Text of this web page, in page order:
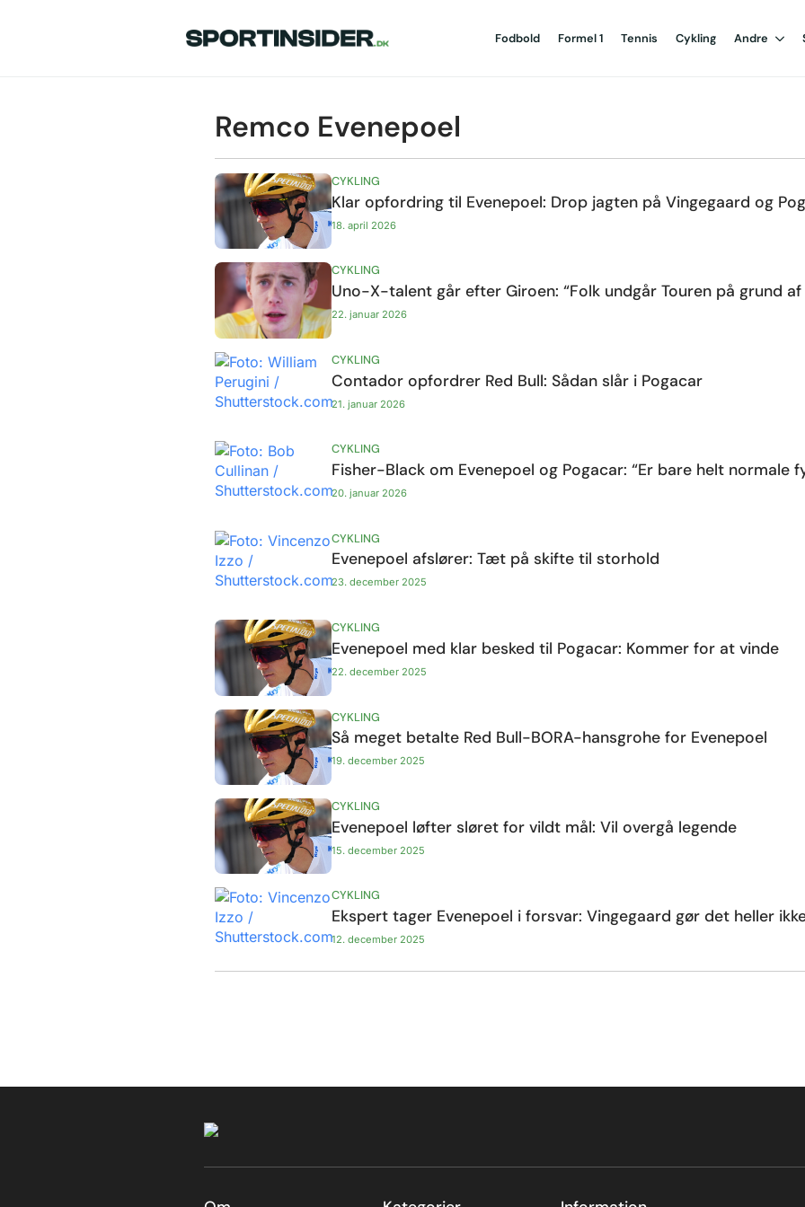
Fodbold Formel 1 Tennis Cykling Andre
Remco Evenepoel
Klar opfordring til Evenepoel: Drop jagten på Vingegaard og
18. april 2026
CYKLING
Uno-X-talent går efter Giroen: “Folk undgår Touren på grund af
22. januar 2026
CYKLING
Contador opfordrer Red Bull: Sådan slår i Pogacar
21. januar 2026
CYKLING
Fisher-Black om Evenepoel og Pogacar: “Er bare helt normale
20. januar 2026
CYKLING
Evenepoel afslører: Tæt på skifte til storhold
23. december 2025
CYKLING
Evenepoel med klar besked til Pogacar: Kommer for at vinde
22. december 2025
CYKLING
Så meget betalte Red Bull-BORA-hansgrohe for Evenepoel
19. december 2025
CYKLING
Evenepoel løfter sløret for vildt mål: Vil overgå legende
15. december 2025
CYKLING
Ekspert tager Evenepoel i forsvar: Vingegaard gør det heller
12. december 2025
CYKLING